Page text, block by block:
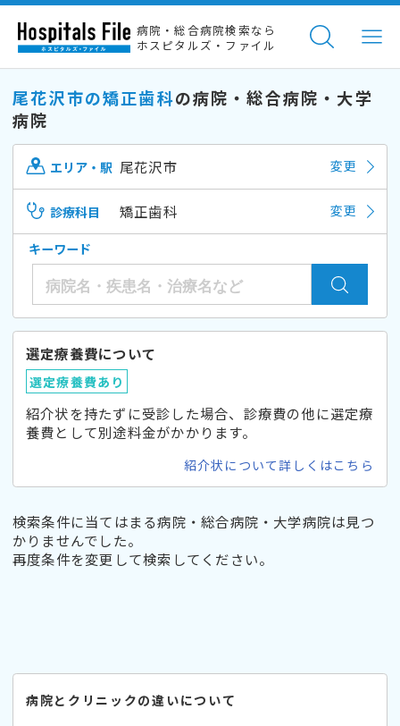
病院・総合病院検索なら
ホスピタルズ・ファイル
尾花沢市の矯正歯科の病院・総合病院・大学
病院
エリア・駅 尾花沢市 変更
診療科目 矯正歯科 変更
キーワード
選定療養費について
選定療養費あり
紹介状を持たずに受診した場合、診療費の他に選定療
養費として別途料金がかかります。
紹介状について詳しくはこちら
検索条件に当てはまる病院・総合病院・大学病院は見つ
かりませんでした。
再度条件を変更して検索してください。
病院とクリニックの違いについて